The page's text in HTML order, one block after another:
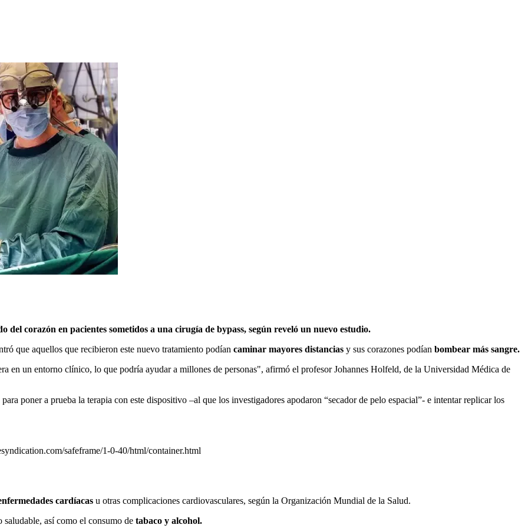
corazón en pacientes sometidos a una cirugía de bypass, según reveló un nuevo estudio.
que aquellos que recibieron este nuevo tratamiento podían caminar mayores distancias y sus corazones podían bombear más sangre.
en un entorno clínico, lo que podría ayudar a millones de personas", afirmó el profesor Johannes Holfeld, de la Universidad Médica de
poner a prueba la terapia con este dispositivo –al que los investigadores apodaron “secador de pelo espacial”- e intentar replicar los
safeframe/1-0-40/html/container.html
cardíacas u otras complicaciones cardiovasculares, según la Organización Mundial de la Salud.
saludable, así como el consumo de tabaco y alcohol.